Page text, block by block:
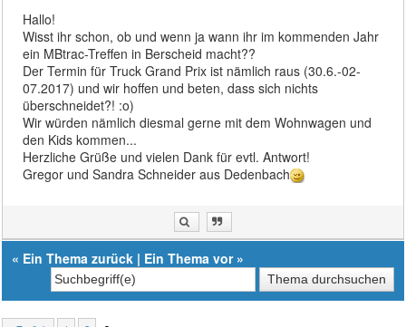
Hallo!
Wisst ihr schon, ob und wenn ja wann ihr im kommenden Jahr
ein MBtrac-Treffen in Berscheid macht??
Der Termin für Truck Grand Prix ist nämlich raus (30.6.-02-
07.2017) und wir hoffen und beten, dass sich nichts
überschneidet?! :o)
Wir würden nämlich diesmal gerne mit dem Wohnwagen und
den Kids kommen...
Herzliche Grüße und vielen Dank für evtl. Antwort!
Gregor und Sandra Schneider aus Dedenbach
« Ein Thema zurück | Ein Thema vor»